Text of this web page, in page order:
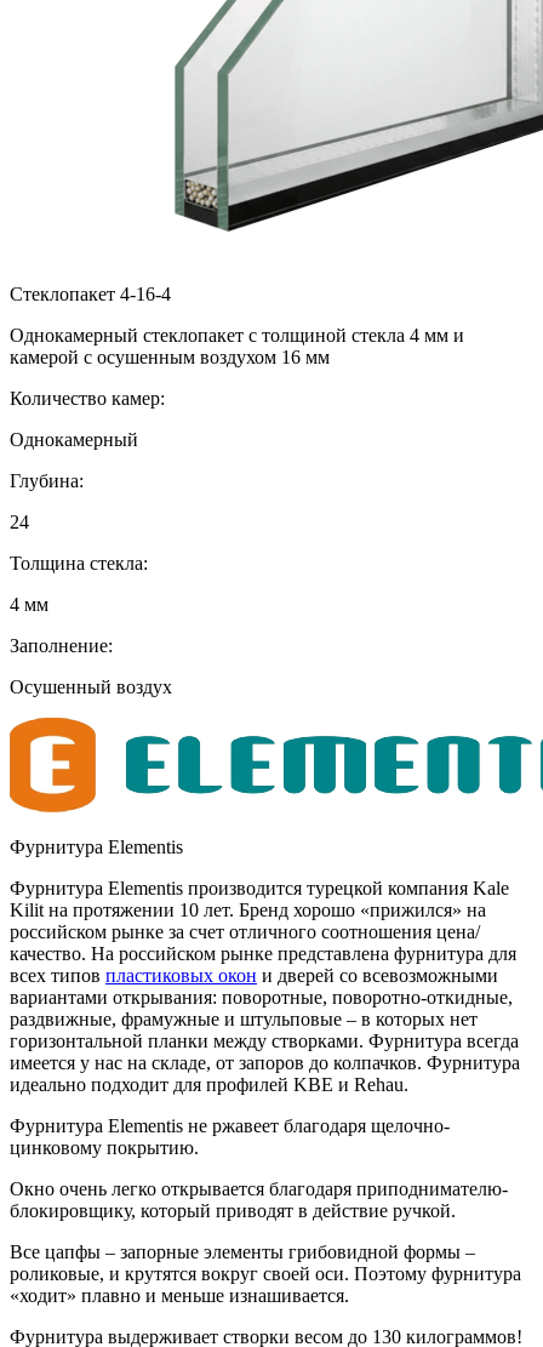
Стеклопакет 4-16-4
Однокамерный стеклопакет с толщиной стекла 4 мм и
камерой с осушенным воздухом 16 мм
Количество камер:
Однокамерный
Глубина:
24
Толщина стекла:
4 мм
Заполнение:
Осушенный воздух
Фурнитура Elementis
Фурнитура Elementis производится турецкой компания Kale
Kilit на протяжении 10 лет. Бренд хорошо «прижился» на
российском рынке за счет отличного соотношения цена/
качество. На российском рынке представлена фурнитура для
всех типов пластиковых окон и дверей со всевозможными
вариантами открывания: поворотные, поворотно-откидные,
раздвижные, фрамужные и штульповые – в которых нет
горизонтальной планки между створками. Фурнитура всегда
имеется у нас на складе, от запоров до колпачков. Фурнитура
идеально подходит для профилей KBE и Rehau.
Фурнитура Elementis не ржавеет благодаря щелочно-
цинковому покрытию.
Окно очень легко открывается благодаря приподнимателю-
блокировщику, который приводят в действие ручкой.
Все цапфы – запорные элементы грибовидной формы –
роликовые, и крутятся вокруг своей оси. Поэтому фурнитура
«ходит» плавно и меньше изнашивается.
Фурнитура выдерживает створки весом до 130 килограммов!